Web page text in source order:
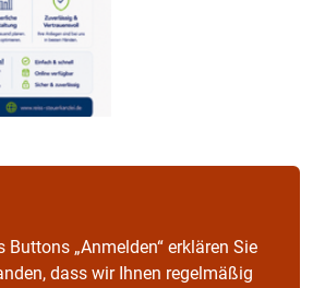
Buttons „Anmelden“ erklären Sie
dass wir Ihnen regelmäßig